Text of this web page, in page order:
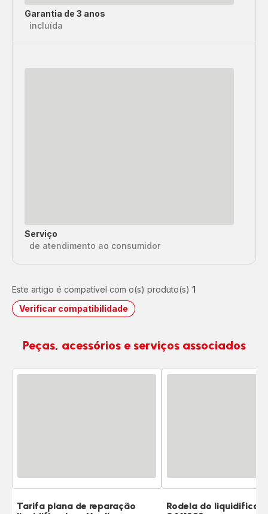
Garantia de 3 anos
incluída
Serviço
de atendimento ao consumidor
Este artigo é compatível com o(s) produto(s) 1
Verificar compatibilidade
Peças, acessórios e serviços associados
Tarifa plana de reparação
Rodela do